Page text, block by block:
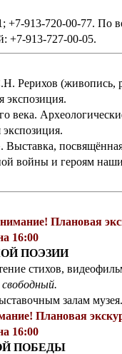
+7-913-720-00-77. По
+7-913-727-00-05.
Рерихов (живопись,
экспозиция.
века.
войны и героям
Плановая
16:00
ПОЭЗИИ
стихов,
залам музея.
Плановая
16:00
ПОБЕДЫ